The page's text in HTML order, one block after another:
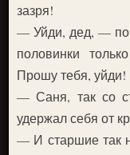
зазря!
— Уйди, дед, —
половинки
Прошу тебя, уйди!
— Саня, так со
удержал себя от
— И старшие так